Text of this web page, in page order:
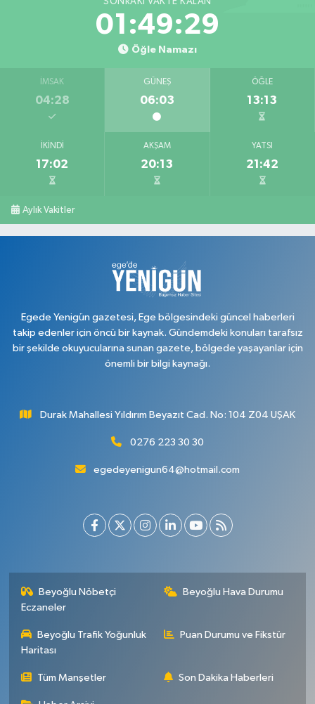
01:49:28
Öğle Namazı
İMSAK
04:28
GÜNEŞ
06:03
ÖĞLE
13:13
İKINDI
17:02
AKŞAM
20:13
YATSI
21:42
Aylık Vakitler
Egede Yenigün gazetesi, Ege bölgesindeki güncel haberleri
takip edenler için öncü bir kaynak. Gündemdeki konuları tarafsız
bir şekilde okuyucularına sunan gazete, bölgede yaşayanlar için
önemli bir bilgi kaynağı.
Durak Mahallesi Yıldırım Beyazıt Cad. No: 104 Z04 UŞAK
0276 223 30 30
egedeyenigun64@hotmail.com
Beyoğlu Nöbetçi
Eczaneler
Beyoğlu Hava Durumu
Beyoğlu Trafik Yoğunluk
Haritası
Puan Durumu ve Fikstür
Tüm Manşetler Son Dakika Haberleri